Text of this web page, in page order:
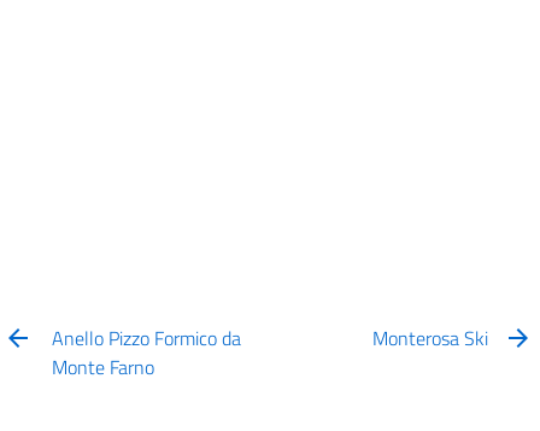
Anello Pizzo Formico da
Monte Farno
Monterosa Ski